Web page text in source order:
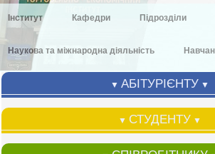
Інститут Кафедри Підрозділи
Наукова та міжнародна діяльність
▼ АБІТУРІЄНТУ ▼
▼ СТУДЕНТУ ▼